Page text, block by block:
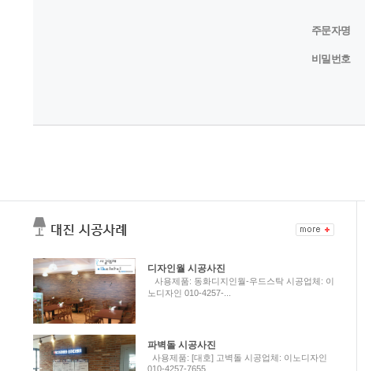
주문자명
비밀번호
디자인월 시공사진
사용제품: 동화디지인월-우드스탁 시공업체: 이
노디자인 010-4257-...
파벽돌 시공사진
사용제품: [대호] 고벽돌 시공업체: 이노디자인
010-4257-7655